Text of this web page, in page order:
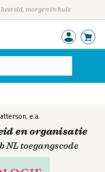
morgen in huis
, e.a.
en organisatie
NL toegangscode